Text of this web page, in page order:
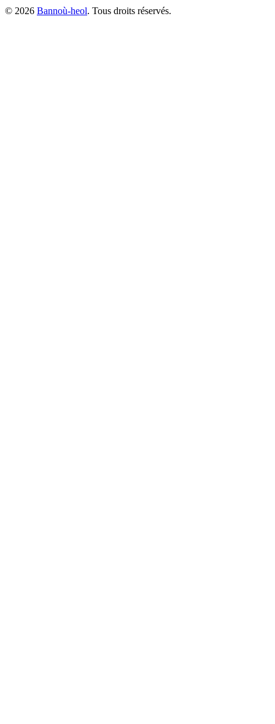
© 2026 Bannoù-heol. Tous droits réservés.